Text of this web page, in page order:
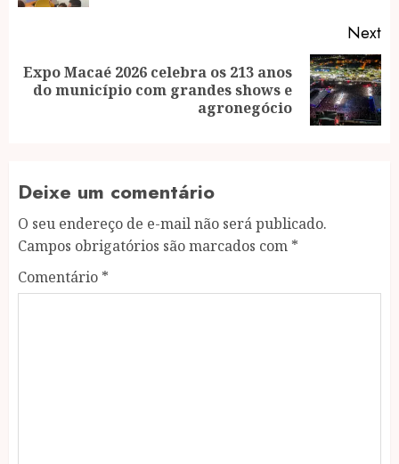
Next
Next
Expo Macaé 2026 celebra os 213 anos
do município com grandes shows e
agronegócio
Deixe um comentário
O seu endereço de e-mail não será publicado.
Campos obrigatórios são marcados com *
Comentário *